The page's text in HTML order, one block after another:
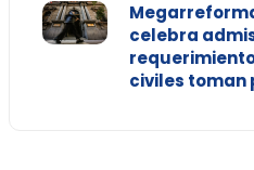
celebra
civiles toman